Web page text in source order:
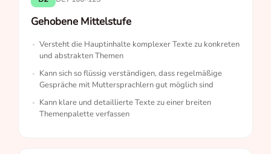
Gehobene Mittelstufe
Versteht die Hauptinhalte komplexer Texte zu konkreten
und abstrakten Themen
Kann sich so flüssig verständigen, dass regelmäßige
Gespräche mit Muttersprachlern gut möglich sind
Kann klare und detaillierte Texte zu einer breiten
Themenpalette verfassen